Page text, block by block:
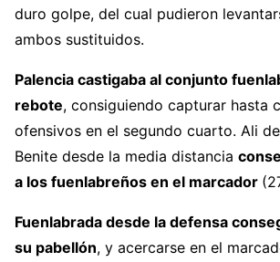
duro golpe, del cual pudieron
ambos sustituidos.
Palencia castigaba al conjunto
rebote, consiguiendo capturar hasta
ofensivos en el segundo cuarto. Ali
Benite desde la media distancia
a los fuenlabreños en el marcador
Fuenlabrada desde la defensa
su pabellón, y acercarse en el